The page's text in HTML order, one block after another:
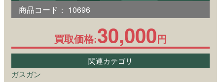
商品コード： 10696
買取価格:30,000円
関連カテゴリ
ガスガン